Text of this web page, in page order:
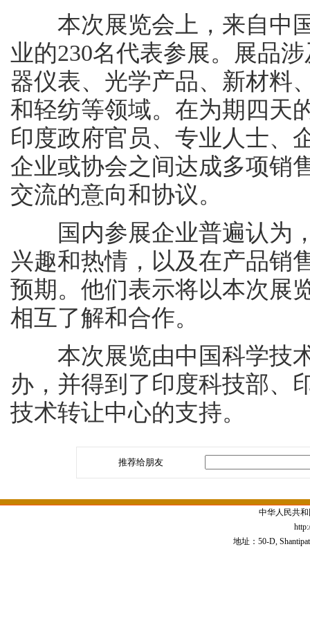
本次展览会上，来自中国
业的230名代表参展。展品
器仪表、光学产品、新材料
和轻纺等领域。在为期四天
印度政府官员、专业人士、
企业或协会之间达成多项销
交流的意向和协议。
国内参展企业普遍认为，
兴趣和热情，以及在产品销
预期。他们表示将以本次展
相互了解和合作。
本次展览由中国科学技术
办，并得到了印度科技部、
技术转让中心的支持。
推荐给朋友
中华人民共
地址：50-D,